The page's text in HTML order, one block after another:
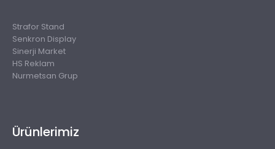
Strafor Stand
Senkron Display
Sinerji Market
HS Reklam
Nurmetsan Grup
Ürünlerimiz